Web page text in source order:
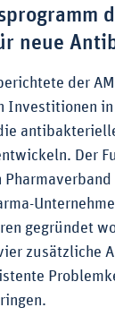
neue
der
Investitionen in
Der
gegründet
zusätzliche